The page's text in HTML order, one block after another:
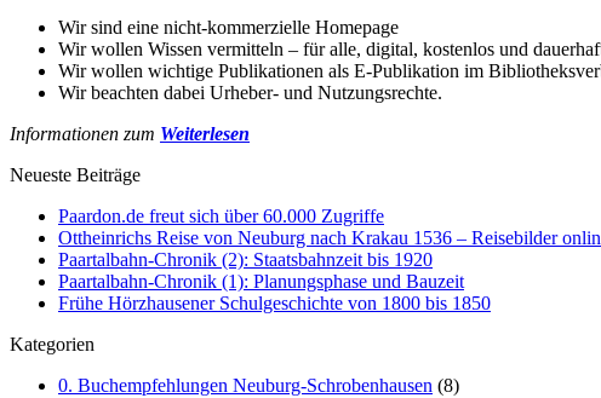
Wir sind eine nicht-kommerzielle Homepage
Wir wollen Wissen vermitteln – für alle, digital, kostenlos und
Wir wollen wichtige Publikationen als E-Publikation im
Wir beachten dabei Urheber- und Nutzungsrechte.
Informationen zum Weiterlesen
Neueste Beiträge
Paardon.de freut sich über 60.000 Zugriffe
Ottheinrichs Reise von Neuburg nach Krakau 1536 – Reisebilder
Paartalbahn-Chronik (2): Staatsbahnzeit bis 1920
Paartalbahn-Chronik (1): Planungsphase und Bauzeit
Frühe Hörzhausener Schulgeschichte von 1800 bis 1850
Kategorien
0. Buchempfehlungen Neuburg-Schrobenhausen (8)